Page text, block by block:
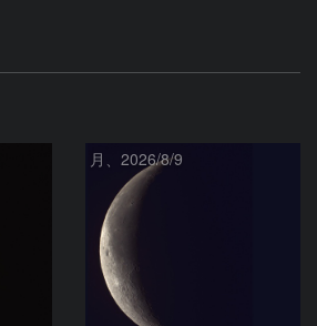
月、2026/8/9